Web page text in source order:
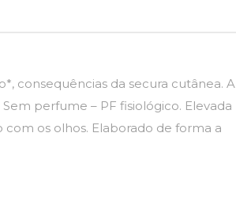
consequências da secura cutânea. A
perfume – PF fisiológico. Elevada
os olhos. Elaborado de forma a